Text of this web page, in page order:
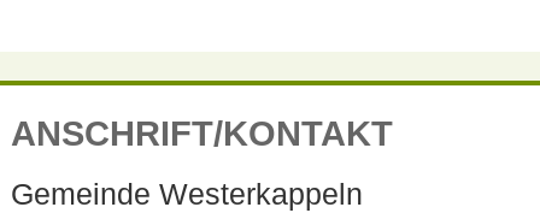
ANSCHRIFT/KONTAKT
Gemeinde Westerkappeln